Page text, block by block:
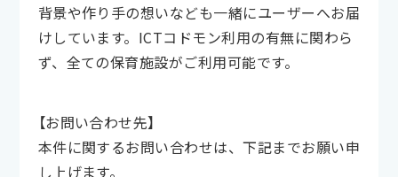
背景や作り手の想いなども一緒にユーザーへお届
けしています。ICTコドモン利用の有無に関わら
ず、全ての保育施設がご利用可能です。
【お問い合わせ先】
本件に関するお問い合わせは、下記までお願い申
し上げます。